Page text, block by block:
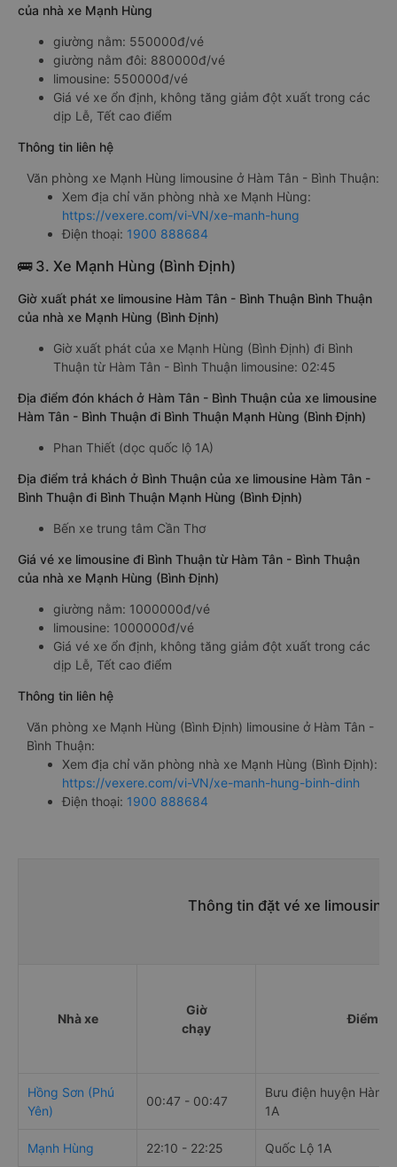
của nhà xe Mạnh Hùng
giường nằm: 550000đ/vé
giường nằm đôi: 880000đ/vé
limousine: 550000đ/vé
Giá vé xe ổn định, không tăng giảm đột xuất trong các
dịp Lễ, Tết cao điểm
Thông tin liên hệ
Văn phòng xe Mạnh Hùng limousine ở Hàm Tân - Bình Thuận:
Xem địa chỉ văn phòng nhà xe Mạnh Hùng:
https://vexere.com/vi-VN/xe-manh-hung
Điện thoại: 1900 888684
🚌 3. Xe Mạnh Hùng (Bình Định)
Giờ xuất phát xe limousine Hàm Tân - Bình Thuận Bình Thuận
của nhà xe Mạnh Hùng (Bình Định)
Giờ xuất phát của xe Mạnh Hùng (Bình Định) đi Bình
Thuận từ Hàm Tân - Bình Thuận limousine: 02:45
Địa điểm đón khách ở Hàm Tân - Bình Thuận của xe limousine
Hàm Tân - Bình Thuận đi Bình Thuận Mạnh Hùng (Bình Định)
Phan Thiết (dọc quốc lộ 1A)
Địa điểm trả khách ở Bình Thuận của xe limousine Hàm Tân -
Bình Thuận đi Bình Thuận Mạnh Hùng (Bình Định)
Bến xe trung tâm Cần Thơ
Giá vé xe limousine đi Bình Thuận từ Hàm Tân - Bình Thuận
của nhà xe Mạnh Hùng (Bình Định)
giường nằm: 1000000đ/vé
limousine: 1000000đ/vé
Giá vé xe ổn định, không tăng giảm đột xuất trong các
dịp Lễ, Tết cao điểm
Thông tin liên hệ
Văn phòng xe Mạnh Hùng (Bình Định) limousine ở Hàm Tân -
Bình Thuận:
Xem địa chỉ văn phòng nhà xe Mạnh Hùng (Bình Định):
https://vexere.com/vi-VN/xe-manh-hung-binh-dinh
Điện thoại: 1900 888684
Thông tin đặt vé xe limousine
Nhà xe
Giờ
chạy
Điểm đi
Hồng Sơn (Phú
Yên)
00:47 - 00:47
Bưu điện huyện Hàm
1A
Mạnh Hùng 22:10 - 22:25 Quốc Lộ 1A